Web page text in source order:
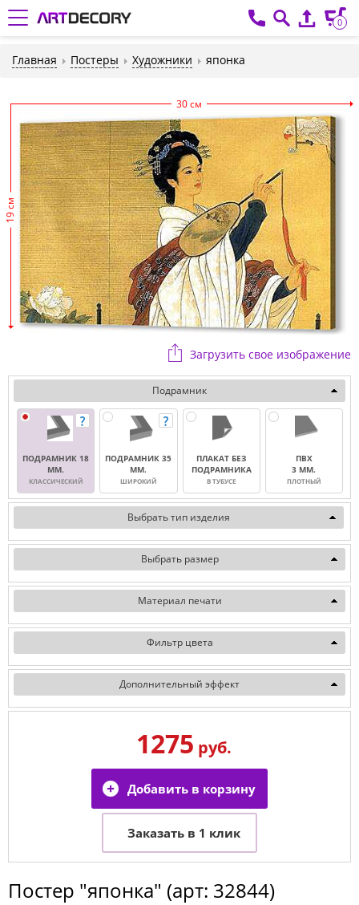
0
Главная Постеры Художники японка
30 см
19 см
Загрузить свое изображение
Подрамник
ПОДРАМНИК 18
ММ.
КЛАССИЧЕСКИЙ
ПОДРАМНИК 35
ММ.
ШИРОКИЙ
ПЛАКАТ БЕЗ
ПОДРАМНИКА
В ТУБУСЕ
ПВХ
3 ММ.
ПЛОТНЫЙ
Выбрать тип изделия
Выбрать размер
Материал печати
Фильтр цвета
Дополнительный эффект
1275 руб.
Постер "японка" (арт: 32844)